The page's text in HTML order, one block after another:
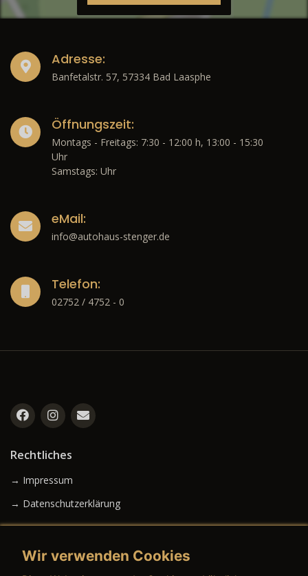
Adresse:
Banfetalstr. 57, 57334 Bad Laasphe
Öffnungszeit:
Montags - Freitags: 7:30 - 12:00 h, 13:00 - 15:30
Uhr
Samstags: Uhr
eMail:
info@autohaus-stenger.de
Telefon:
02752 / 4752 - 0
Rechtliches
→ Impressum
→ Datenschutzerklärung
Wir verwenden Cookies